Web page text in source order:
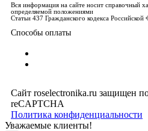
Вся информация на сайте носит справочный
определяемой положениями
Статьи 437 Гражданского кодекса Российской
Способы оплаты
Сайт roselectronika.ru защищен
reCAPTCHA
Политика конфиденциальности
Уважаемые клиенты!